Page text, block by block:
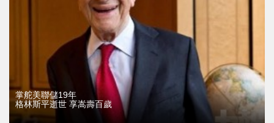
掌舵美聯儲19年
格林斯平逝世 享嵩壽百歲